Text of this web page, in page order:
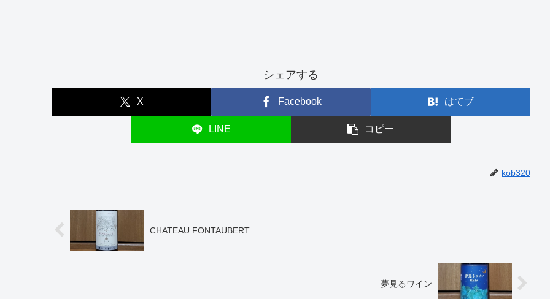
シェアする
X Facebook はてブ
LINE コピー
kob320
CHATEAU FONTAUBERT
夢見るワイン